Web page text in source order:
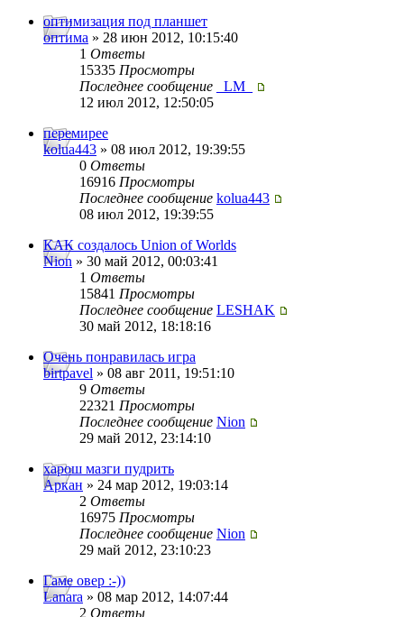
оптимизация под планшет
оптима » 28 июн 2012, 10:15:40
1 Ответы
15335 Просмотры
Последнее сообщение
_LM_
12 июл 2012, 12:50:05
перемирее
kolua443 » 08 июл 2012, 19:39:55
0 Ответы
16916 Просмотры
Последнее сообщение kolua443
08 июл 2012, 19:39:55
КАК создалось Union of Worlds
Nion » 30 май 2012, 00:03:41
1 Ответы
15841 Просмотры
Последнее сообщение LESHAK
30 май 2012, 18:18:16
Очень понравилась игра
birtpavel » 08 авг 2011, 19:51:10
9 Ответы
22321 Просмотры
Последнее сообщение Nion
29 май 2012, 23:14:10
харош мазги пудрить
Аркан » 24 мар 2012, 19:03:14
2 Ответы
16975 Просмотры
Последнее сообщение Nion
29 май 2012, 23:10:23
Гаме овер :-))
Lanara » 08 мар 2012, 14:07:44
2 Ответы